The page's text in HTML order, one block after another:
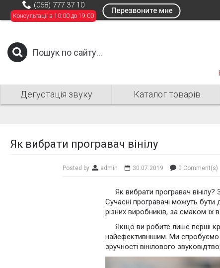
(068) 777 37 10
Консультації з 10:00 до 19:00
Дегустація звуку Каталог товарів
Як вибрати програвач вінілу
Posted by admin 30.07.2019 0 Comment(s)
Як вибрати програвач
Сучасні програвачі можуть
різних виробників, за смаком їх
Якщо ви робите лише перші
найефективнішим. Ми спробуємо
зручності вінілового